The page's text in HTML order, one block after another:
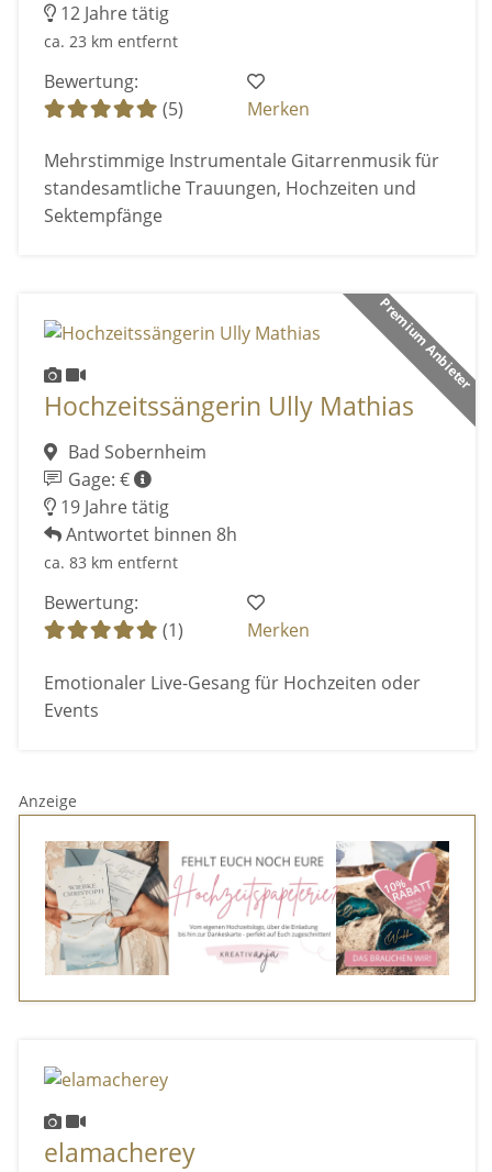
12 Jahre tätig
ca. 23 km entfernt
Bewertung:
(5)
Merken
Mehrstimmige Instrumentale Gitarrenmusik für
standesamtliche Trauungen, Hochzeiten und
Sektempfänge
Premium Anbieter
Hochzeitssängerin Ully Mathias
Bad Sobernheim
Gage: €
19 Jahre tätig
Antwortet binnen 8h
ca. 83 km entfernt
Bewertung:
(1)
Merken
Emotionaler Live-Gesang für Hochzeiten oder
Events
Anzeige
elamacherey